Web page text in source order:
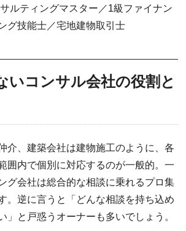
ルティングマスター／1級ファイナン
グ技能士／宅地建物取引士
いコンサル会社の役割と
介、建築会社は建物施工のように、各
囲内で個別に対応するのが一般的。一
グ会社は総合的な相談に乗れるプロ集
。逆に言うと「どんな相談を持ち込め
」と戸惑うオーナーも多いでしょう。